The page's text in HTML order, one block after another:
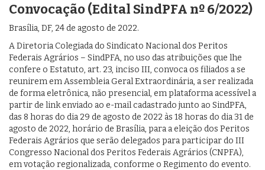
Convocação (Edital SindPFA nº 6/2022)
Brasília, DF, 24 de agosto de 2022.
A Diretoria Colegiada do Sindicato Nacional dos Peritos
Federais Agrários – SindPFA, no uso das atribuições que lhe
confere o Estatuto, art. 23, inciso III, convoca os filiados a se
reunirem em Assembleia Geral Extraordinária, a ser realizada
de forma eletrônica, não presencial, em plataforma acessível a
partir de link enviado ao e-mail cadastrado junto ao SindPFA,
das 8 horas do dia 29 de agosto de 2022 às 18 horas do dia 31 de
agosto de 2022, horário de Brasília, para a eleição dos Peritos
Federais Agrários que serão delegados para participar do III
Congresso Nacional dos Peritos Federais Agrários (CNPFA),
em votação regionalizada, conforme o Regimento do evento.